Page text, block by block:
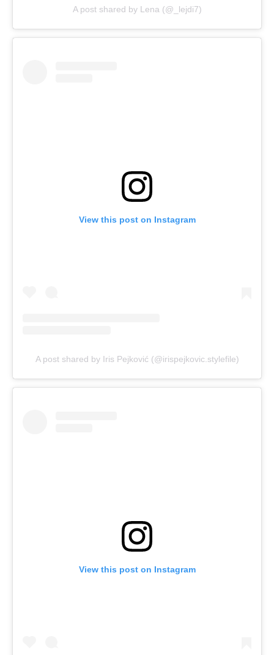
A post shared by Lena (@_lejdi7)
View this post on Instagram
A post shared by Iris Pejković (@irispejkovic.stylefile)
View this post on Instagram